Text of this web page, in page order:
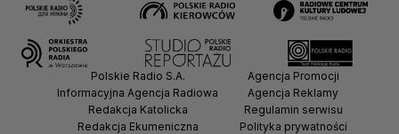
Polskie Radio S.A.
Informacyjna Agencja Radiowa
Redakcja Katolicka
Redakcja Ekumeniczna
Agencja Promocji
Agencja Reklamy
Regulamin serwisu
Polityka prywatności